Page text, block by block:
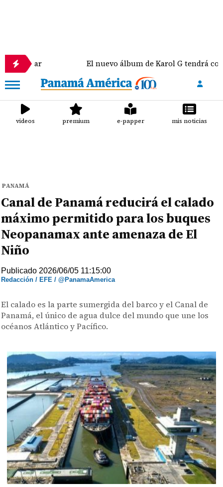
El nuevo álbum de Karol G tendrá
videos premium e-papper mis noticias
PANAMÁ
Canal de Panamá reducirá el calado
máximo permitido para los buques
Neopanamax ante amenaza de El
Niño
Publicado 2026/06/05 11:15:00
Redacción / EFE / @PanamaAmerica
El calado es la parte sumergida del barco y el Canal de
Panamá, el único de agua dulce del mundo que une los
océanos Atlántico y Pacífico.